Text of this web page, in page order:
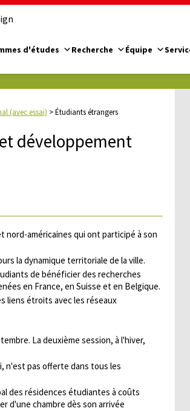
d'études Recherche Équipe
(avec essai) >Étudiants étrangers
développement
nord-américaines qui ont participé à son
la dynamique territoriale de la ville.
de bénéficier des recherches
en France, en Suisse et en Belgique.
liens étroits avec les réseaux
La deuxième session, à l'hiver,
n'est pas offerte dans tous les
des résidences étudiantes à coûts
d'une chambre dès son arrivée